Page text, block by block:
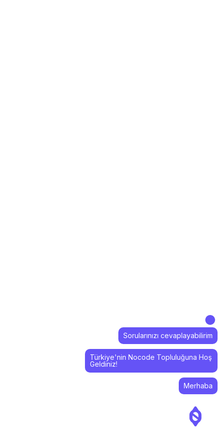
Merhaba
Türkiye'nin Nocode Topluluğuna Hoş
Geldiniz!
Sorularınızı cevaplayabilirim